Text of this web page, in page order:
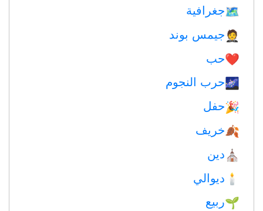
🗺جغرافية
🤵 جيمس بوند
❤️️حب
🌌حرب النجوم
🎉حفل
🍂خريف
⛪️ دين
🕯 ديوالي
🌱ربيع